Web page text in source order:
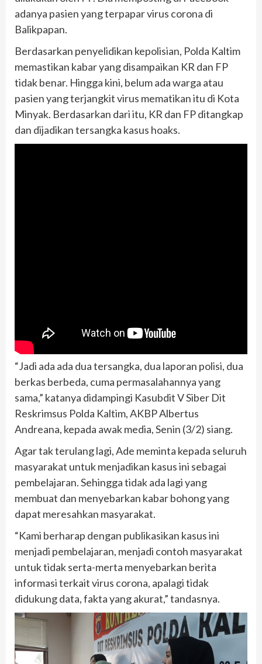
adanya pasien yang terpapar virus corona di
Balikpapan.
Berdasarkan penyelidikan kepolisian, Polda Kaltim
memastikan kabar yang disampaikan KR dan FP
tidak benar. Hingga kini, belum ada warga atau
pasien yang terjangkit virus mematikan itu di Kota
Minyak. Berdasarkan dari itu, KR dan FP ditangkap
dan dijadikan tersangka kasus hoaks.
“Jadi ada ada dua tersangka, dua laporan polisi, dua
berkas berbeda, cuma permasalahannya yang
sama,” katanya didampingi Kasubdit V Siber Dit
Reskrimsus Polda Kaltim, AKBP Albertus
Andreana, kepada awak media, Senin (3/2) siang.
Agar tak terulang lagi, Ade meminta kepada seluruh
masyarakat untuk menjadikan kasus ini sebagai
pembelajaran. Sehingga tidak ada lagi yang
membuat dan menyebarkan kabar bohong yang
dapat meresahkan masyarakat.
“Kami berharap dengan publikasikan kasus ini
menjadi pembelajaran, menjadi contoh masyarakat
untuk tidak serta-merta menyebarkan berita
informasi terkait virus corona, apalagi tidak
didukung data, fakta yang akurat,” tandasnya.